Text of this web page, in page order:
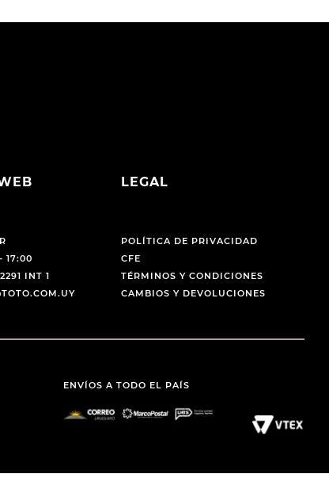
17:00
INT 1
LEGAL
POLÍTICA DE PRIVACIDAD
CFE
TÉRMINOS Y CONDICIONES
CAMBIOS Y DEVOLUCIONES
ENVÍOS A TODO EL PAÍS